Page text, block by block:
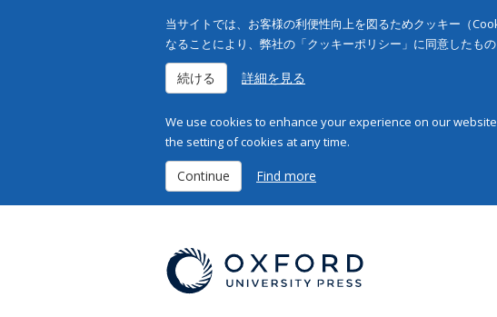
当サイトでは、お客様の利便性向上を図るためクッキー（
なることにより、弊社の「クッキーポリシー」に同意したも
続ける 詳細を見る
We use cookies to enhance your experience on our
the setting of cookies at any time.
Continue Find more